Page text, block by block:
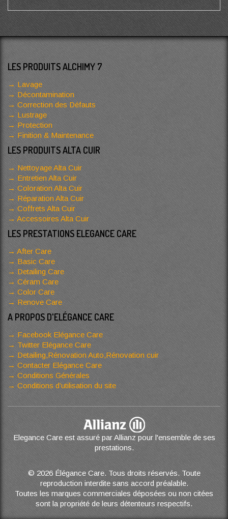
LES PRODUITS ALCHIMY 7
Lavage
Décontamination
Correction des Défauts
Lustrage
Protection
Finition & Maintenance
LES PRODUITS ALTA CUIR
Nettoyage Alta Cuir
Entretien Alta Cuir
Coloration Alta Cuir
Réparation Alta Cuir
Coffrets Alta Cuir
Accessoires Alta Cuir
LES PRESTATIONS ELEGANCE CARE
After Care
Basic Care
Detailing Care
Céram Care
Color Care
Renove Care
A PROPOS D'ELÉGANCE CARE
Facebook Elégance Care
Twitter Elégance Care
Detailing,Rénovation Auto,Rénovation cuir
Contacter Elégance Care
Conditions Générales
Conditions d’utilisation du site
Elegance Care est assuré par Allianz pour l'ensemble de ses
prestations.
© 2026 Élégance Care. Tous droits réservés. Toute
reproduction interdite sans accord préalable.
Toutes les marques commerciales déposées ou non citées
sont la propriété de leurs détenteurs respectifs.